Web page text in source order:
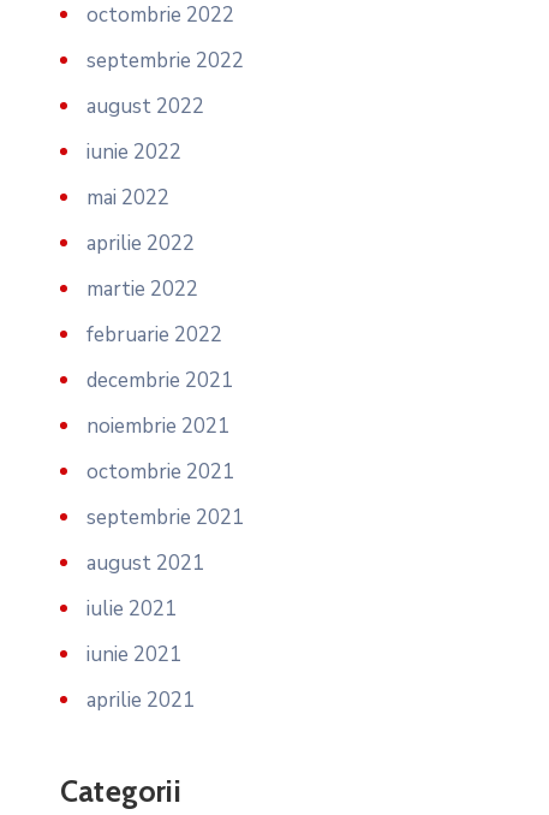
octombrie 2022
septembrie 2022
august 2022
iunie 2022
mai 2022
aprilie 2022
martie 2022
februarie 2022
decembrie 2021
noiembrie 2021
octombrie 2021
septembrie 2021
august 2021
iulie 2021
iunie 2021
aprilie 2021
Categorii